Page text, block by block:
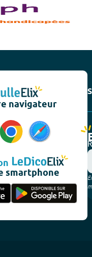
navigateur
smartphone